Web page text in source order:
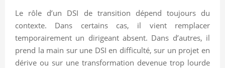
Le rôle d’un DSI de transition dépend toujours du
contexte. Dans certains cas, il vient remplacer
temporairement un dirigeant absent. Dans d’autres, il
prend la main sur une DSI en difficulté, sur un projet en
dérive ou sur une transformation devenue trop lourde